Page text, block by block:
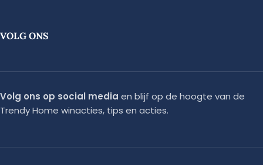
VOLG ONS
Volg ons op social media en blijf op de hoogte van de
Trendy Home winacties, tips en acties.